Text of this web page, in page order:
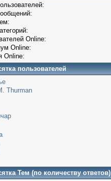
Online:
Online:
Online:
пользователей
Thurman
Тем (по количеству ответов)